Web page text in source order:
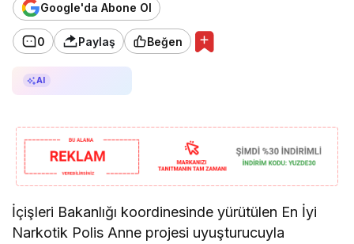
Google'da Abone Ol
0 Paylaş Beğen
AI
İçişleri Bakanlığı koordinesinde yürütülen En İyi
Narkotik Polis Anne projesi uyuşturucuyla